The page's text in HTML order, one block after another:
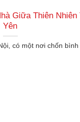
Giữa Thiên
Yên
có một nơi chốn